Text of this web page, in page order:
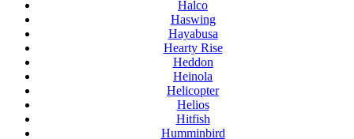
Halco
Haswing
Hayabusa
Hearty Rise
Heddon
Heinola
Helicopter
Helios
Hitfish
Humminbird